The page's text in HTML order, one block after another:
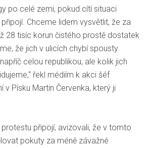
po celé zemi, pokud cítí situaci
Chceme lidem vysvětlit, že za
28 tisíc korun čistého prostě dostatek
že jich v ulicích chybí spousty.
celou republikou, ale kolik jich
řekl médiím k akci šéf
v Písku Martin Červenka, který ji
připojí, avizovali, že v tomto
pokuty za méně závažné